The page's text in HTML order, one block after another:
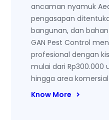
ancaman nyamuk
pengasapan
bangunan, dan
GAN Pest Control
profesional dengan
mulai dari
hingga area
Know More